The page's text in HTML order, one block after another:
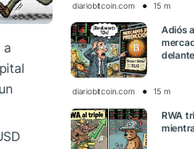
a
diariobitcoin.com 15 m
Adiós
diariobitcoin.com 15 m
RWA